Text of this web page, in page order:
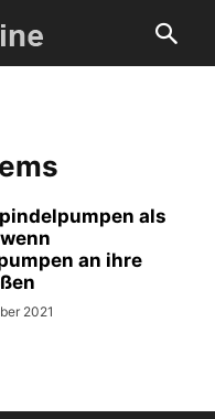
als
an ihre
2021